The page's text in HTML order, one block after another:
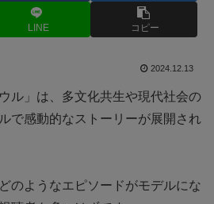
LINE コピー
2024.12.13
ル」は、多文化共生や現代社会の
で感動的なストーリーが展開され
のようなエピソードがモデルにな